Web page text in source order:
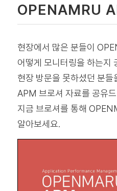
OPENAMRU
현장에서 많은 분들이
어떻게 모니터링을 하는지
현장 방문을 못하셨던 분
APM 브로셔 자료를 공유
지금 브로셔를 통해
알아보세요.